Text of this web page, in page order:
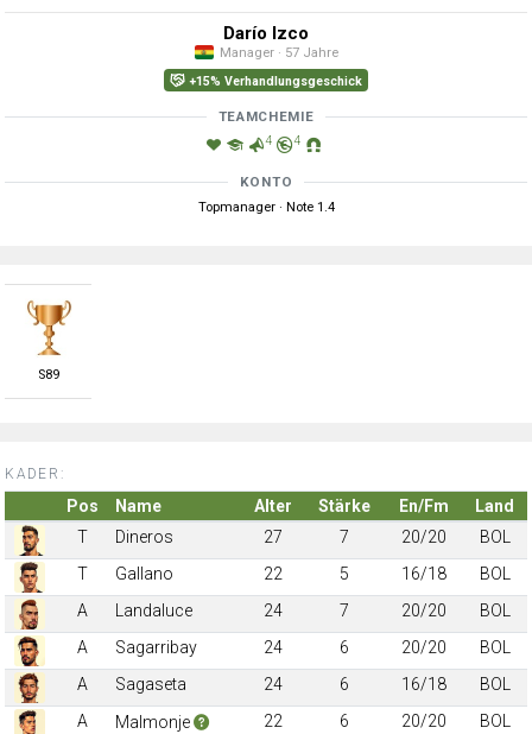
Darío Izco
Manager · 57 Jahre
+15% Verhandlungsgeschick
TEAMCHEMIE
4 4
KONTO
Topmanager · Note 1.4
S89
KADER:
Pos Name Alter Stärke En/Fm
Land
T
Dineros 27 7 20/20
BOL
T
Gallano 22 5 16/18
BOL
A
Landaluce 24 7 20/20
BOL
A
Sagarribay 24 6 20/20
BOL
A
Sagaseta 24 6 16/18
BOL
A
Malmonje 22 6 20/20
BOL